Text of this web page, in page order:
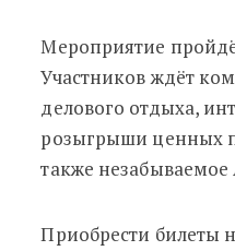
Мероприятие
Участников ждёт
делового отдыха,
розыгрыши ценных
также незабываемое
Приобрести билеты